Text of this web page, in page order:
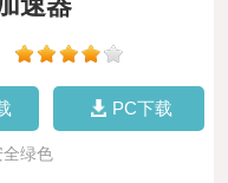
速器
PC下载
绿色